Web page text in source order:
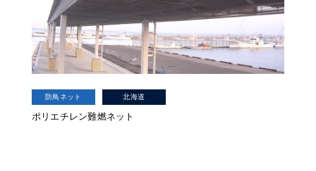
防鳥ネット 北海道
ポリエチレン難燃ネット